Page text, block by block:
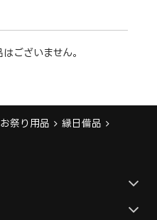
ございません。
お祭り用品
縁日備品